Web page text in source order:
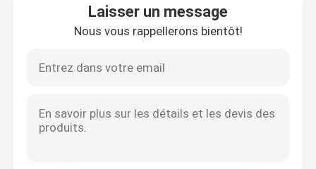
Dalle de marbre beige
Laisser un message
Nous vous rappellerons bientôt!